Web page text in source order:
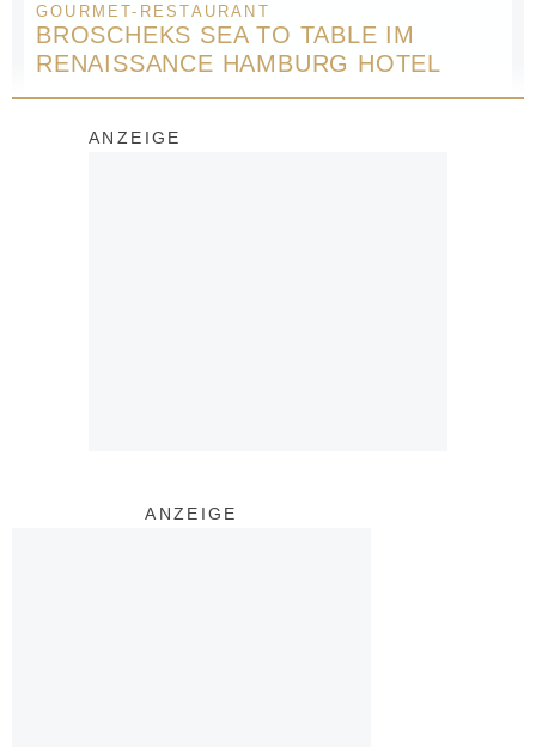
GOURMET-RESTAURANT
BROSCHEKS SEA TO TABLE IM
RENAISSANCE HAMBURG HOTEL
ANZEIGE
ANZEIGE